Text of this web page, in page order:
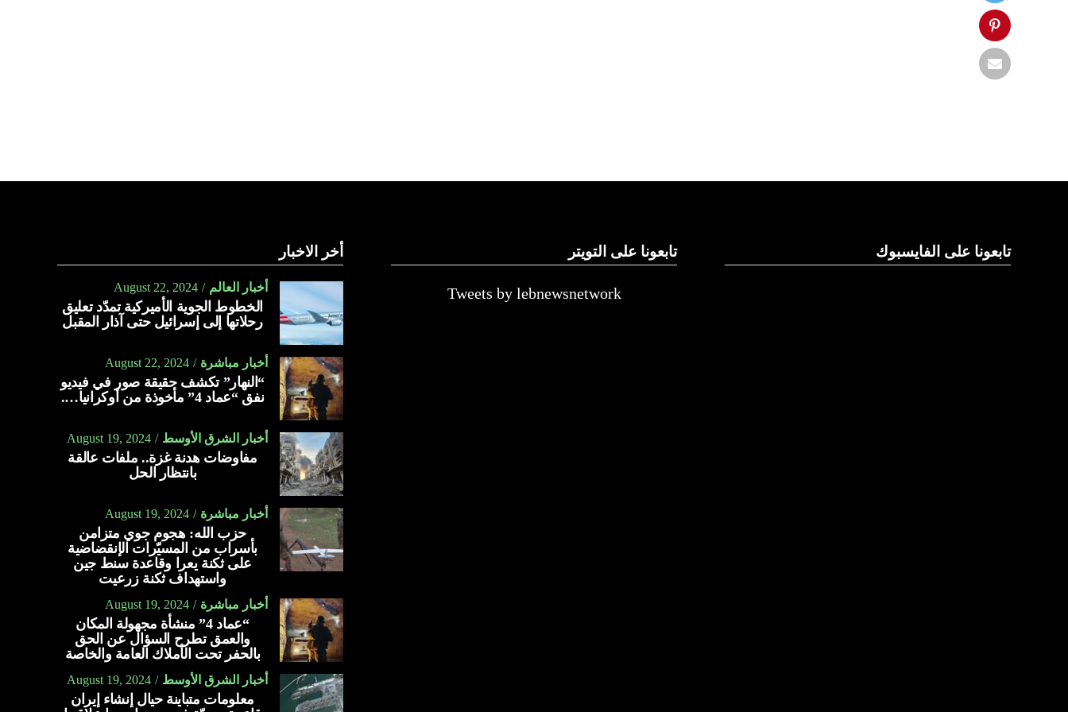
تابعونا على الفايسبوك تابعونا على التويتر
Tweets by lebnewsnetwork
أخر الاخبار
أخبار العالم August 22, 2024
الخطوط الجوية الأميركية تمدّد تعليق
رحلاتها إلى إسرائيل حتى آذار المقبل
أخبار مباشرة August 22, 2024
“النهار” تكشف حقيقة صور في فيديو
نفق “عماد 4” مأخوذة من أوكرانيا….
أخبار الشرق الأوسط August 19, 2024
مفاوضات هدنة غزة.. ملفات عالقة
بانتظار الحل
أخبار مباشرة August 19, 2024
حزب الله: هجوم جوي متزامن
بأسراب من المسيّرات الإنقضاضية
على ثكنة يعرا وقاعدة سنط جين
واستهداف ثكنة زرعيت
أخبار مباشرة August 19, 2024
“عماد 4” منشأة مجهولة المكان
والعمق تطرح السؤال عن الحق
بالحفر تحت الأملاك العامة والخاصة
أخبار الشرق الأوسط August 19, 2024
معلومات متباينة حيال إنشاء إيران